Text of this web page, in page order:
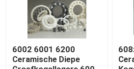
6002 6001 6200
Ceramische Diepe